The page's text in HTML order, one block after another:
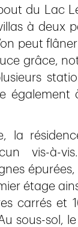
du Lac
à deux
peut
grâce,
la
vis-à-
étage
carrés et
sous-sol,